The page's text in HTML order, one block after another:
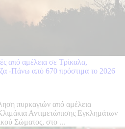
από αμέλεια σε Τρίκαλα,
-Πάνω από 670 πρόστιμα το 2026
πυρκαγιών από αμέλεια
Αντιμετώπισης Εγκλημάτων
Σώματος, στο ...